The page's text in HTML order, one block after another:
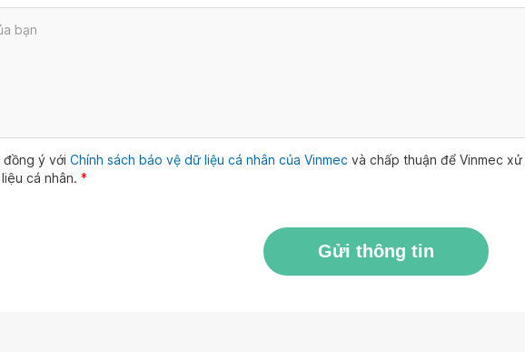
ý với Chính sách bảo vệ dữ liệu cá nhân của Vinmec và chấp thuận để Vinmec
cá nhân. *
Gửi thông tin